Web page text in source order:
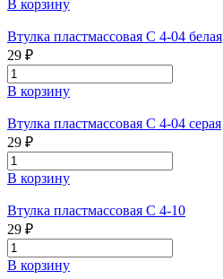
В корзину
Втулка пластмассовая С 4-04 белая
29 ₽
В корзину
Втулка пластмассовая С 4-04 серая
29 ₽
В корзину
Втулка пластмассовая С 4-10
29 ₽
В корзину